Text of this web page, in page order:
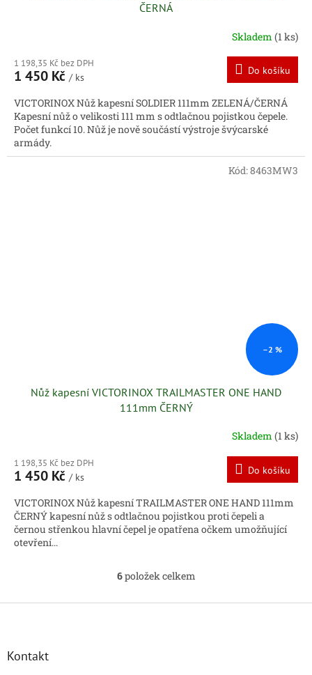
ČERNÁ
Skladem (1 ks)
1 198,35 Kč bez DPH
1 450 Kč / ks
Do košíku
VICTORINOX Nůž kapesní SOLDIER 111mm ZELENÁ/ČERNÁ
Kapesní nůž o velikosti 111 mm s odtlačnou pojistkou čepele.
Počet funkcí 10. Nůž je nově součástí výstroje švýcarské
armády.
–2 %
Nůž kapesní VICTORINOX TRAILMASTER ONE HAND
111mm ČERNÝ
Skladem (1 ks)
1 198,35 Kč bez DPH
1 450 Kč / ks
Do košíku
VICTORINOX Nůž kapesní TRAILMASTER ONE HAND 111mm
ČERNÝ kapesní nůž s odtlačnou pojistkou proti čepeli a
černou střenkou hlavní čepel je opatřena očkem umožňující
otevření...
Kód:8463MW3
O
l
6položek celkem
Z
Kontakt